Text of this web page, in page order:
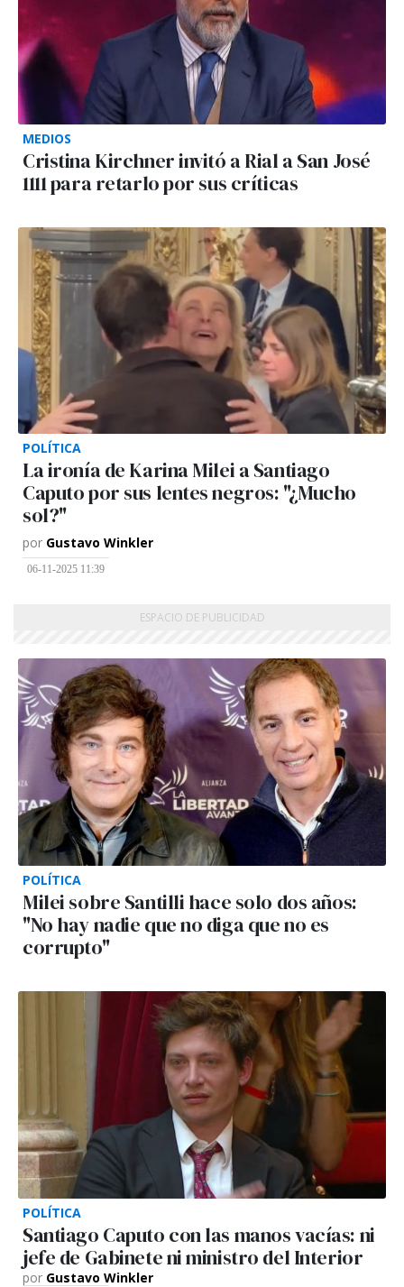
MEDIOS
Cristina Kirchner invitó a Rial a San José
1111 para retarlo por sus críticas
POLÍTICA
La ironía de Karina Milei a Santiago
Caputo por sus lentes negros: "¿Mucho
sol?"
por Gustavo Winkler
06-11-2025 11:39
POLÍTICA
Milei sobre Santilli hace solo dos años:
"No hay nadie que no diga que no es
corrupto"
POLÍTICA
Santiago Caputo con las manos vacías: ni
jefe de Gabinete ni ministro del Interior
por Gustavo Winkler